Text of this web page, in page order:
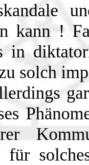
kann !
in
solch
für